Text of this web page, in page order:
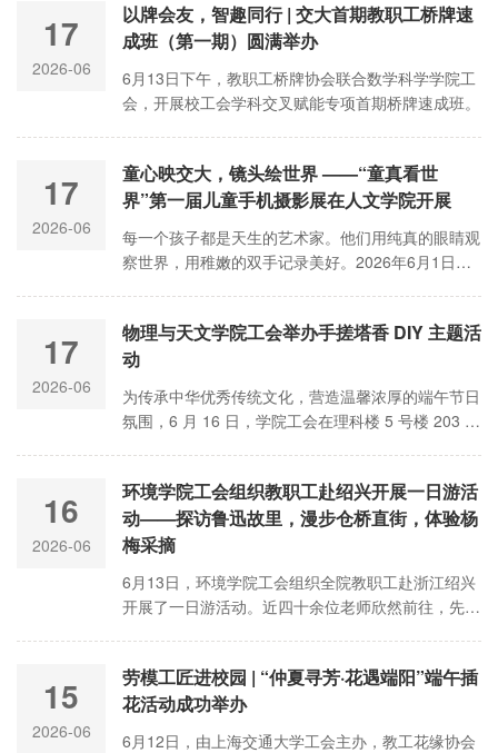
核心理念，将六一儿童节系列活动剩余材料进行创意
改造，同时融入薰衣草安神香囊制作，并特别准备了
端午粽子，让女教职工们在动手实践中感受传统文化
的魅力，共享温暖的“粽情端午”，传递可持续发展的
绿色生活态度。
17
2026-06
以牌会友，智趣同行 | 交大首期教职工桥牌速
成班（第一期）圆满举办
6月13日下午，教职工桥牌协会联合数学科学学院工
会，开展校工会学科交叉赋能专项首期桥牌速成班。
17
2026-06
童心映交大，镜头绘世界 ——“童真看世
界”第一届儿童手机摄影展在人文学院开展
每一个孩子都是天生的艺术家。他们用纯真的眼睛观
察世界，用稚嫩的双手记录美好。2026年6月1日，
院一楼大厅正式开展，20位3至11岁的小摄影师用35
件充满童趣与创意的作品，为交大师生呈现了一场别
开生面的视觉盛宴。
17
2026-06
物理与天文学院工会举办手搓塔香 DIY 主题活
动
为传承中华优秀传统文化，营造温馨浓厚的端午节日
氛围，6 月 16 日，学院工会在理科楼 5 号楼 203 会
致端午时光。
16
2026-06
环境学院工会组织教职工赴绍兴开展一日游活
动——探访鲁迅故里，漫步仓桥直街，体验杨
梅采摘
6月13日，环境学院工会组织全院教职工赴浙江绍兴
开展了一日游活动。近四十余位老师欣然前往，先后
15
2026-06
劳模工匠进校园 | “仲夏寻芳·花遇端阳”端午插
花活动成功举办
6月12日，由上海交通大学工会主办，教工花缘协会